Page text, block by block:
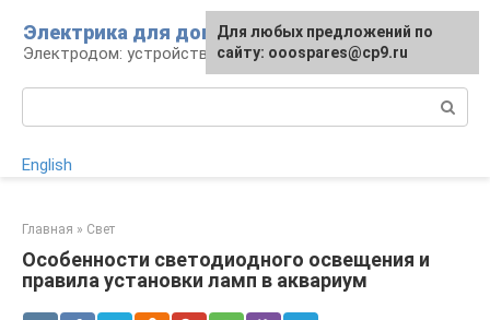
контенту
Электрика для дома
Электродом: устройства, кабели, ремонт
English
Главная » Свет
Особенности светодиодного освещения и
правила установки ламп в аквариум
Для любых предложений по
сайту: ooospares@cp9.ru